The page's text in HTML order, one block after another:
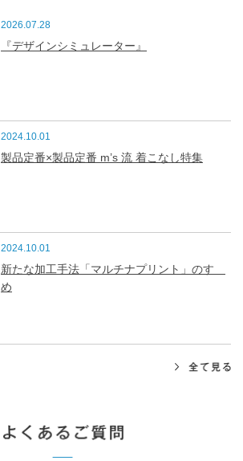
2026.07.28
『デザインシミュレーター』
2024.10.01
製品定番×製品定番 m’s 流 着こなし特集
2024.10.01
新たな加工手法「マルチナプリント」のすゝ
め